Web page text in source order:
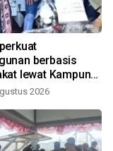
berbasis
lewat Kampung
2026